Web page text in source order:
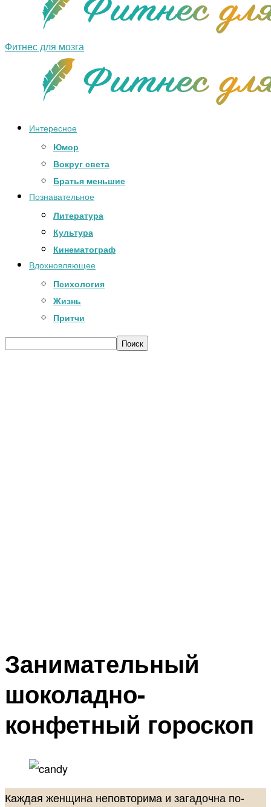
Фитнес для мозга
Интересное
Юмор
Вокруг света
Братья меньшие
Познавательное
Литература
Культура
Кинематограф
Вдохновляющее
Психология
Жизнь
Притчи
Занимательный
шоколадно-
конфетный гороскоп
Каждая женщина неповторима и загадочна по-